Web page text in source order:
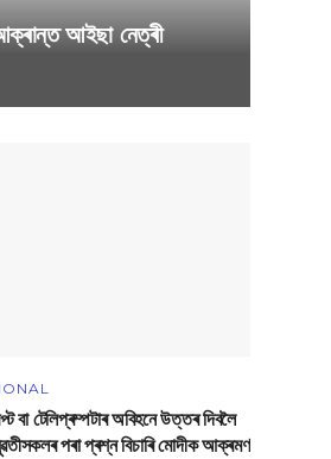
আইছা নেত্ৰী
টেলিপ্ৰম্পটাৰ অবিহনে উত্তৰ দিবলৈ
পৰা প্ৰশ্ন বিচাৰি মোদীক আক্ৰমণ